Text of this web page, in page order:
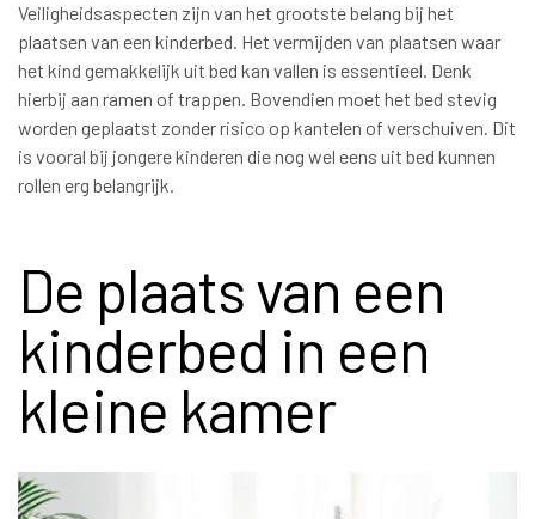
Veiligheidsaspecten zijn van het grootste belang bij het
plaatsen van een kinderbed. Het vermijden van plaatsen waar
het kind gemakkelijk uit bed kan vallen is essentieel. Denk
hierbij aan ramen of trappen. Bovendien moet het bed stevig
worden geplaatst zonder risico op kantelen of verschuiven. Dit
is vooral bij jongere kinderen die nog wel eens uit bed kunnen
rollen erg belangrijk.
De plaats van een
kinderbed in een
kleine kamer